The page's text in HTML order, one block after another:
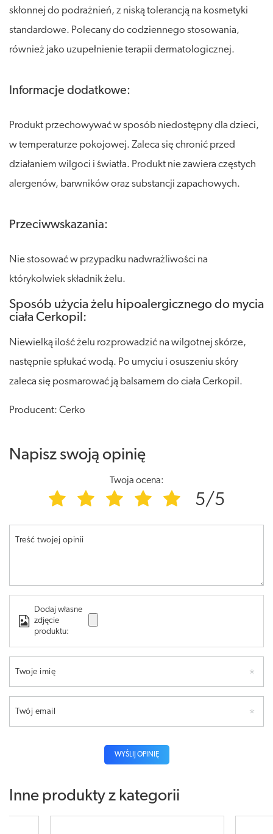
skłonnej do podrażnień, z niską tolerancją na kosmetyki
standardowe. Polecany do codziennego stosowania,
również jako uzupełnienie terapii dermatologicznej.
Informacje dodatkowe:
Produkt przechowywać w sposób niedostępny dla dzieci,
w temperaturze pokojowej. Zaleca się chronić przed
działaniem wilgoci i światła. Produkt nie zawiera częstych
alergenów, barwników oraz substancji zapachowych.
Przeciwwskazania:
Nie stosować w przypadku nadwrażliwości na
którykolwiek składnik żelu.
Sposób użycia żelu hipoalergicznego do mycia
ciała Cerkopil:
Niewielką ilość żelu rozprowadzić na wilgotnej skórze,
następnie spłukać wodą. Po umyciu i osuszeniu skóry
zaleca się posmarować ją balsamem do ciała Cerkopil.
Producent: Cerko
Napisz swoją opinię
Twoja ocena:
5/5
Treść twojej opinii
Dodaj własne
zdjęcie
produktu:
Twoje imię
Twój email
WYŚLIJ OPINIĘ
Inne produkty z kategorii